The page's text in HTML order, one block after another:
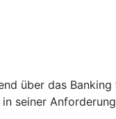
über das
seiner